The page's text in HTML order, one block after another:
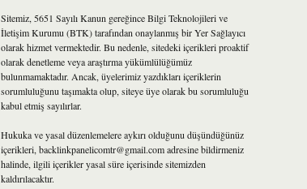
Sitemiz, 5651 Sayılı Kanun gereğince Bilgi Teknolojileri ve
İletişim Kurumu (BTK) tarafından onaylanmış bir Yer Sağlayıcı
olarak hizmet vermektedir. Bu nedenle, sitedeki içerikleri proaktif
olarak denetleme veya araştırma yükümlülüğümüz
bulunmamaktadır. Ancak, üyelerimiz yazdıkları içeriklerin
sorumluluğunu taşımakta olup, siteye üye olarak bu sorumluluğu
kabul etmiş sayılırlar.
Hukuka ve yasal düzenlemelere aykırı olduğunu düşündüğünüz
içerikleri, backlinkpanelicomtr@gmail.comadresine bildirmeniz
halinde, ilgili içerikler yasal süre içerisinde sitemizden
kaldırılacaktır.